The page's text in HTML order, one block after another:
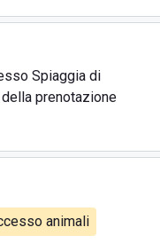
Spiaggia di
prenotazione
animali